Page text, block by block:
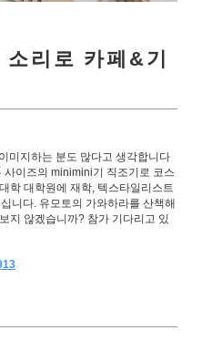
리로 카페&기
미지하는 분도 많다고 생각합니다
사이즈의 minimini기 직조기로 코스
학 대학원에 재학, 텍스타일리스트
니다. 유모토의 가와하라를 산책해
지 않겠습니까? 참가 기다리고 있